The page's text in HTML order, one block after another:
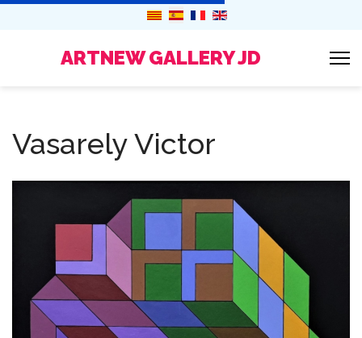
ARTNEW GALLERY JD
Vasarely Victor